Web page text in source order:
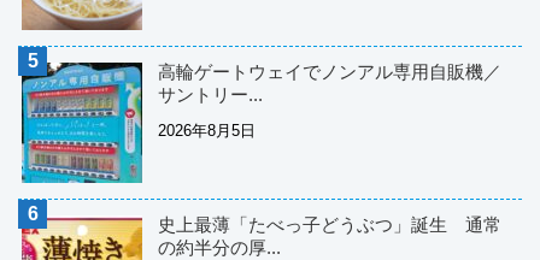
高輪ゲートウェイでノンアル専用自販機／
サントリー...
2026年8月5日
史上最薄「たべっ子どうぶつ」誕生 通常
の約半分の厚...